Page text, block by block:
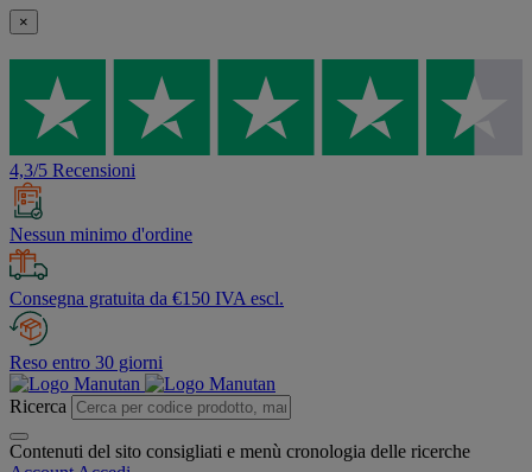
×
4,3/5 Recensioni
Nessun minimo d'ordine
Consegna gratuita da €150 IVA escl.
Reso entro 30 giorni
Ricerca
Contenuti del sito consigliati e menù cronologia delle ricerche